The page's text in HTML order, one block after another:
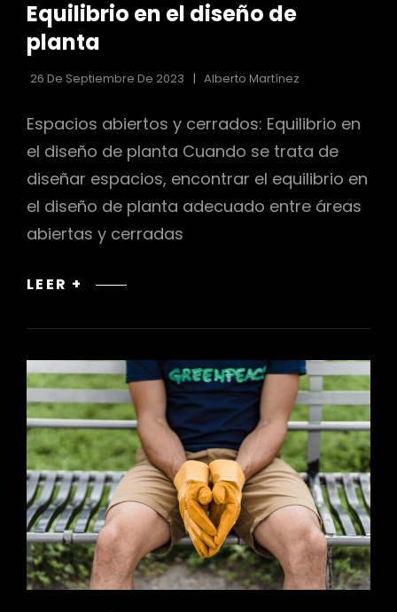
LAS
CATEGORÍAS
Equilibrio en el diseño de
planta
26 De Septiembre De 2023 Alberto Martínez
Espacios abiertos y cerrados: Equilibrio en
el diseño de planta Cuando se trata de
diseñar espacios, encontrar el equilibrio en
el diseño de planta adecuado entre áreas
abiertas y cerradas
LEER +
EQUILIBRIO
EL
DE
PLANTA